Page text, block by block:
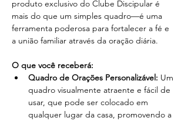
produto exclusivo do Clube Discipular é
mais do que um simples quadro—é uma
ferramenta poderosa para fortalecer a fé e
a união familiar através da oração diária.
O que você receberá:
Quadro de Orações Personalizável: Um
quadro visualmente atraente e fácil de
usar, que pode ser colocado em
qualquer lugar da casa, promovendo a